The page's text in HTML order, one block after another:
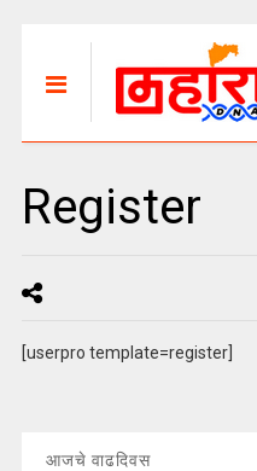
Register
[userpro template=register]
आजचे वाढदिवस